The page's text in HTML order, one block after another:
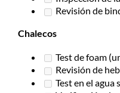
Revisión de
Chalecos
Test de foam
Revisión de
Test en el agua